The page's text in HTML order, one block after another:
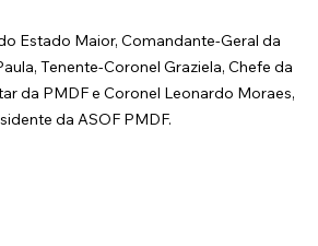
Estado Maior, Comandante-Geral da
Tenente-Coronel Graziela, Chefe da
da PMDF e Coronel Leonardo Moraes,
da ASOF PMDF.